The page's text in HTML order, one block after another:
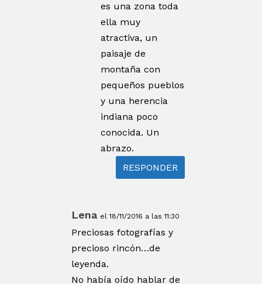
es una zona toda
ella muy
atractiva, un
paisaje de
montaña con
pequeños pueblos
y una herencia
indiana poco
conocida. Un
abrazo.
RESPONDER
Lena el 18/11/2016 a las 11:30
Preciosas fotografías y
precioso rincón…de
leyenda.
No había oído hablar de